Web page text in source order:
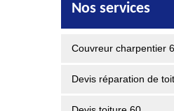
Nos services
Couvreur charpentier
Devis réparation de